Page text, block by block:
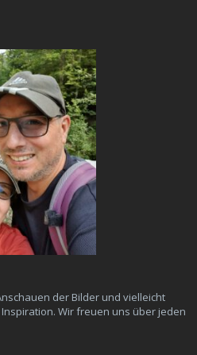
der Bilder und vielleicht
Wir freuen uns über jeden